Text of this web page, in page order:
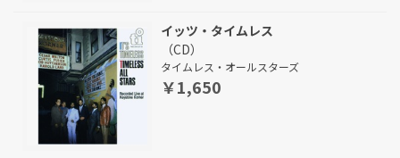
イッツ・タイムレス
（CD）
タイムレス・オールスターズ
￥1,650